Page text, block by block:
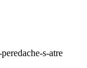
s-atre